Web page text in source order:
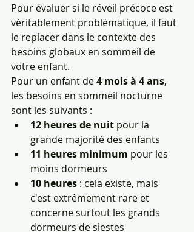
Pour évaluer si le réveil précoce est
véritablement problématique, il faut
le replacer dans le contexte des
besoins globaux en sommeil de
votre enfant.
Pour un enfant de 4 mois à 4 ans,
les besoins en sommeil nocturne
sont les suivants :
12 heures de nuit pour la
grande majorité des enfants
11 heures minimum pour les
moins dormeurs
10 heures : cela existe, mais
c'est extrêmement rare et
concerne surtout les grands
dormeurs de siestes